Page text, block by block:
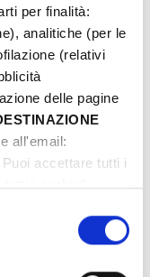
per finalità:
analitiche (per le
(relativi
delle pagine
all'email:
Puoi accettare tutti i
i cookie”,
“Personalizza”.
dati potranno
always
to the venue.
­WHERE